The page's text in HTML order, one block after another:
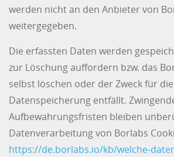
werden nicht an den Anbieter von
weitergegeben.
Die erfassten Daten werden
zur Löschung auffordern bzw. das
selbst löschen oder der Zweck für die
Datenspeicherung entfällt.
Aufbewahrungsfristen bleiben
Datenverarbeitung von Borlabs
https://de.borlabs.io/kb/welche-